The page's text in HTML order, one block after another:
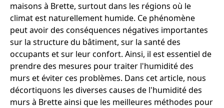
maisons à Brette, surtout dans les régions où le
climat est naturellement humide. Ce phénomène
peut avoir des conséquences négatives importantes
sur la structure du bâtiment, sur la santé des
occupants et sur leur confort. Ainsi, il est essentiel de
prendre des mesures pour traiter l'humidité des
murs et éviter ces problèmes. Dans cet article, nous
décortiquons les diverses causes de l'humidité des
murs à Brette ainsi que les meilleures méthodes pour